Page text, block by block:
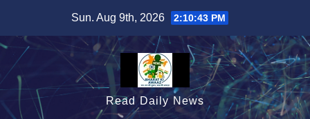
content
Sun. Aug 9th, 2026 2:10:44 PM
Read Daily News